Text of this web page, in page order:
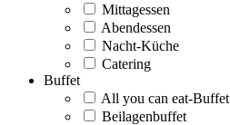
Mittagessen
Abendessen
Nacht-Küche
Catering
Buffet
All you can eat-Buffet
Beilagenbuffet